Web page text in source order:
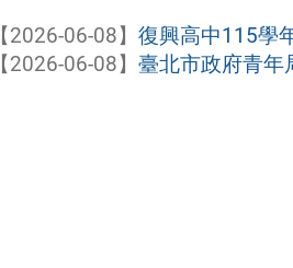
【2026-06-08】復興高中115學
【2026-06-08】臺北市政府青年